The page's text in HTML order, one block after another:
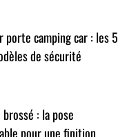
porte camping car : les 5
de sécurité
: la pose
pour une finition